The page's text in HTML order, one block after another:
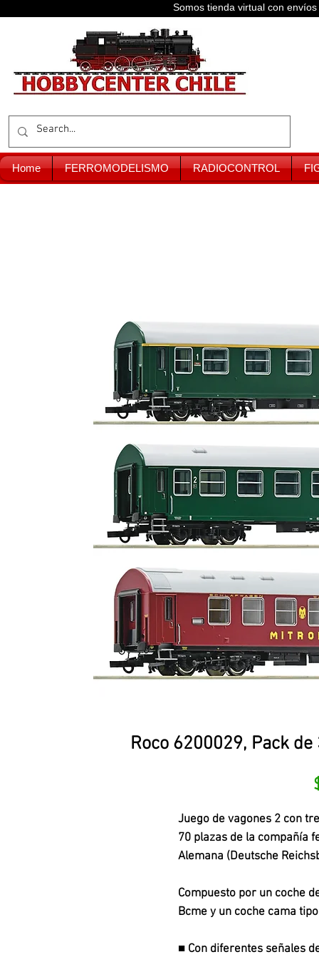
Somos tienda virtual con
Home FERROMODELISMO RADIOCONTROL
Roco 6200029, Pack
Juego de vagones 2 con
70 plazas de la compañía
Alemana (Deutsche
Compuesto por un coche
Bcme y un coche cama
■ Con diferentes señales